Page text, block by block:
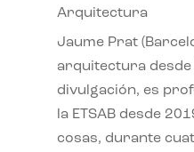
Arquitectura
Jaume Prat
arquitectura desde
divulgación, es
la ETSAB desde
cosas, durante